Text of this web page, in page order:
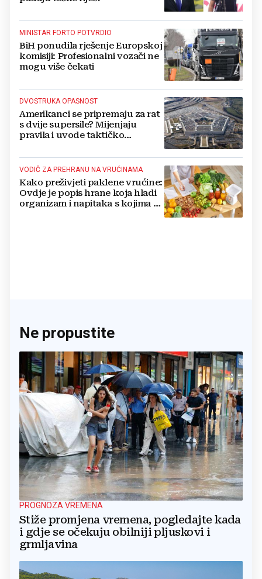
MINISTAR FORTO POTVRDIO
BiH ponudila rješenje Europskoj
komisiji: Profesionalni vozači ne
mogu više čekati
DVOSTRUKA OPASNOST
Amerikanci se pripremaju za rat
s dvije supersile? Mijenjaju
pravila i uvode taktičko
VODIČ ZA PREHRANU NA VRUĆINAMA
Kako preživjeti paklene vrućine:
Ovdje je popis hrane koja hladi
organizam i napitaka s kojima si
Ne propustite
PROGNOZA VREMENA
Stiže promjena vremena, pogledajte kada
i gdje se očekuju obilniji pljuskovi i
grmljavina